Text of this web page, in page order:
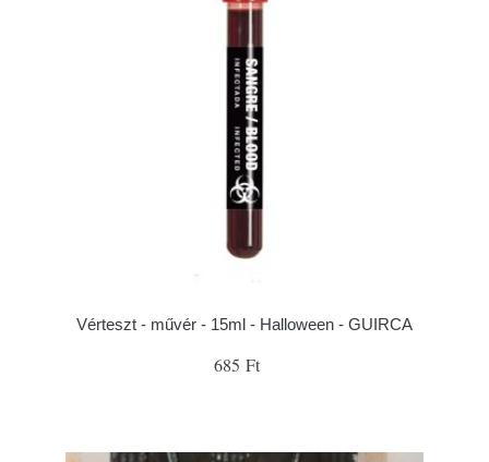
Vérteszt - művér - 15ml - Halloween - GUIRCA
685 Ft